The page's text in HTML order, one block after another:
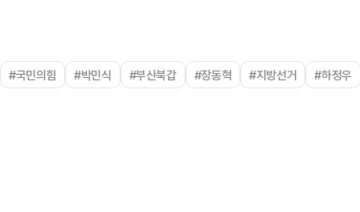
#국민의힘 #박민식 #부산북갑 #장동혁 #지방선거 #하정우